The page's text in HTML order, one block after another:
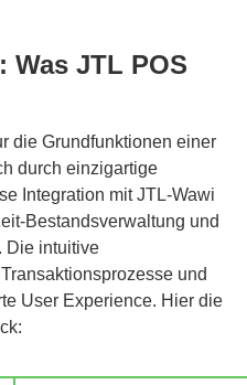
JTL POS
die Grundfunktionen einer
durch einzigartige
Integration mit JTL-Wawi
Bestandsverwaltung und
Die intuitive
und
User Experience. Hier die